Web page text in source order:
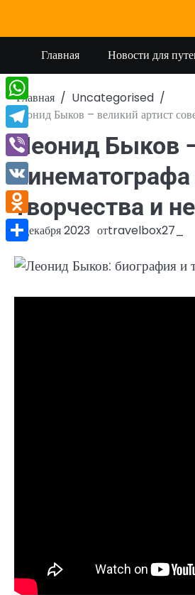
содержимому
Главная Новости для
Главная
Uncategorised
Леонид Быков – великий артист
Леонид Быков
кинематографа
творчества и
2 декабря 2023 отtravelbox27_
WhatsApp
Telegram
Viber
VK
Odnoklassniki
Отправить